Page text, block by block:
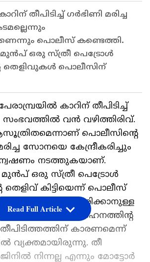
തീപിടിച്ച് ഗർഭിണി മരിച്ച
പൊലീസ് കണ്ടെത്തി.
ഒരു സ്ത്രീ പെട്രോൾ
തെളിവുകൾ പൊലീസിന്
കാറിന് തീപിടിച്ച്
സംഭവത്തിൽ വൻ വഴിത്തിരിവ്.
പൊലീസിന്‍റെ
സോനയെ കേന്ദ്രീകരിച്ചും
നടത്തുകയാണ്.
ഒരു സ്ത്രീ പെട്രോൾ
തെളിവ് കിട്ടിയെന്ന് പൊലീസ്
സ്ഥിരീകരിക്കാനുള്ള
പൊലീസ്. വാഹനത്തിൻ്റ
കാരണമെന്ന്
വ്യക്തമായിരുന്നു. തീ
നിന്നല്ല എന്നും മോട്ടോർ
Read Full Article